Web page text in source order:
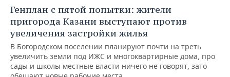
Генплан с пятой попытки: жители
пригорода Казани выступают против
увеличения застройки жилья
В Богородском поселении планируют почти на треть
увеличить земли под ИЖС и многоквартирные дома, про
сады и школы местные власти ничего не говорят, зато